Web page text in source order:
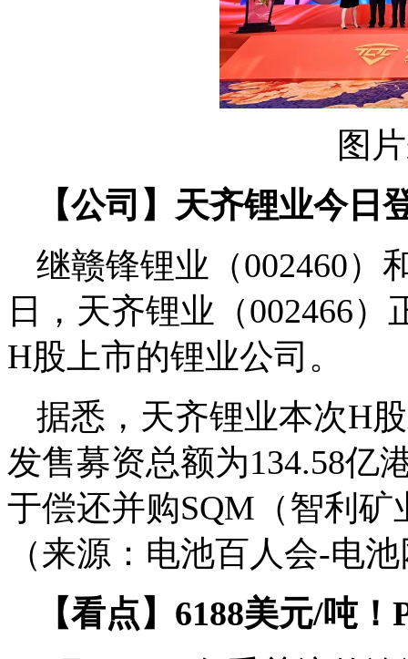
图
【公司】天齐锂业今日
继赣锋锂业（002460）
日，天齐锂业（002466
H股上市的锂业公司。
据悉，天齐锂业本次H
发售募资总额为134.58亿
于偿还并购SQM（智利
（来源：电池百人会-电
【看点】6188美元/吨